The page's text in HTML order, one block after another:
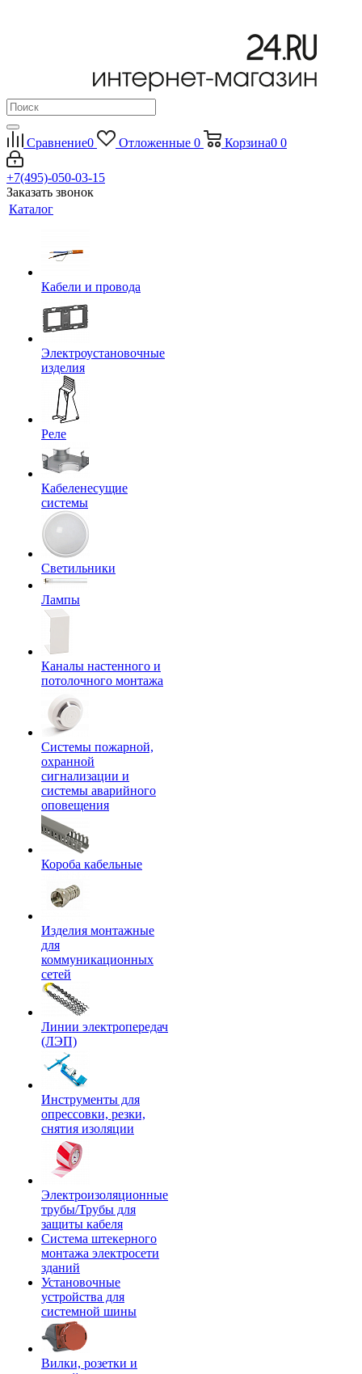
Сравнение0 Отложенные 0 Корзина0 0
+7(495)-050-03-15
Заказать звонок
Каталог
Кабели и провода
Электроустановочные
изделия
Реле
Кабеленесущие
системы
Светильники
Лампы
Каналы настенного и
потолочного монтажа
Системы пожарной,
охранной
сигнализации и
системы аварийного
оповещения
Короба кабельные
Изделия монтажные
для
коммуникационных
сетей
Линии электропередач
(ЛЭП)
Инструменты для
опрессовки, резки,
снятия изоляции
Электроизоляционные
трубы/Трубы для
защиты кабеля
Система штекерного
монтажа электросети
зданий
Установочные
устройства для
системной шины
Вилки, розетки и